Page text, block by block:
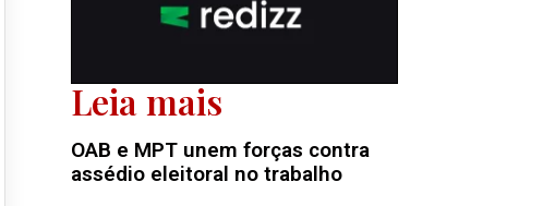
Leia mais
OAB e MPT unem forças contra
assédio eleitoral no trabalho